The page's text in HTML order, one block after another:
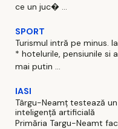
ce un juc� ...
SPORT
Turismul intră pe minus.
* hotelurile, pensiunile si
mai putin ...
IASI
Târgu-Neamț testează
inteligență artificială
Primăria Targu-Neamt